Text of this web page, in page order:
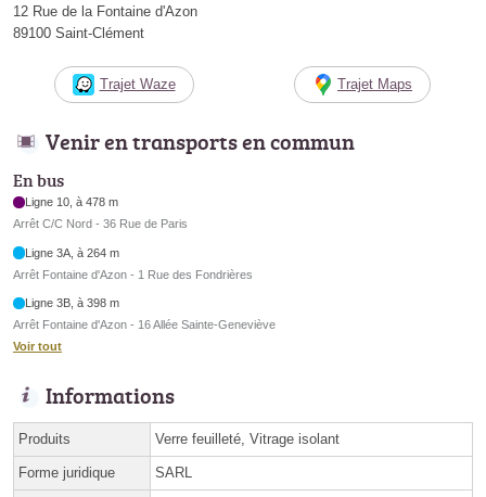
12 Rue de la Fontaine d'Azon
89100 Saint-Clément
Trajet Waze Trajet Maps
Venir en transports en commun
En bus
Ligne 10, à 478 m
Arrêt C/C Nord - 36 Rue de Paris
Ligne 3A, à 264 m
Arrêt Fontaine d'Azon - 1 Rue des Fondrières
Ligne 3B, à 398 m
Arrêt Fontaine d'Azon - 16 Allée Sainte-Geneviève
Voir tout
Informations
Produits Verre feuilleté, Vitrage isolant
Forme juridique SARL